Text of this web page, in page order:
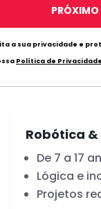
Robótica
De 7 a 17
Lógica e
Projetos